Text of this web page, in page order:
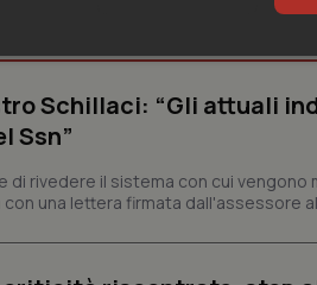
Schillaci: “Gli attuali
Ssn”
di rivedere il sistema con cui vengono
una lettera firmata dall'assessore
Statistici